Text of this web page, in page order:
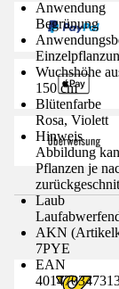
Anwendung
Begrünung
Wuchshöhe
150 cm
Blütenfarbe
Rosa, Violett
Hinweis
Abbildung
Pflanzen je
Laub
AKN
7PYE
EAN